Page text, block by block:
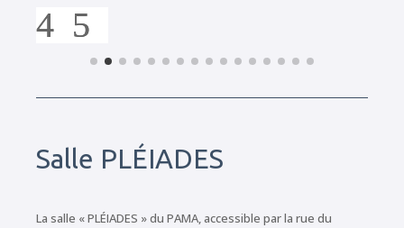
Salle PLÉIADES
La salle « PLÉIADES » du PAMA, accessible par la rue du